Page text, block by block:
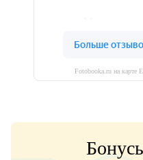
Fotobooka.ru на карте